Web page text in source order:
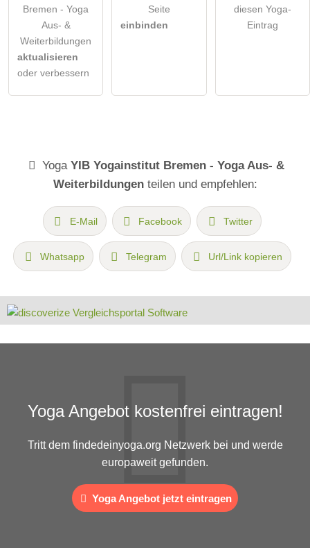
Bremen - Yoga
Aus- &
Weiterbildungen
aktualisieren
oder verbessern
Seite
einbinden
diesen Yoga-
Eintrag
Yoga YIB Yogainstitut Bremen - Yoga Aus- &
Weiterbildungenteilen und empfehlen:
E-Mail Facebook Twitter
Whatsapp Telegram Url/Link kopieren
Yoga Angebot kostenfrei eintragen!
Tritt dem findedeinyoga.org Netzwerk bei und werde
europaweit gefunden.
Yoga Angebot jetzt eintragen